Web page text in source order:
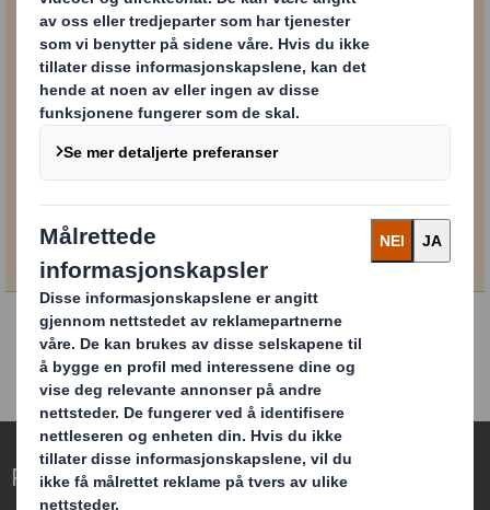
Du kan når som helst trekke tilbake samtykket ditt via
avmeldingsfunksjonen nederst i e-postene våre eller
ved å sende inn et kontaktskjema på nettstedet vårt.
SENDE
Redefining Packaging for a Changing World